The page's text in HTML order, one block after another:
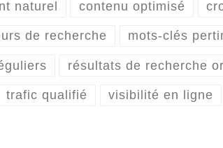
naturel contenu optimisé
de recherche mots-clés
résultats de recherche
trafic qualifié visibilité en ligne